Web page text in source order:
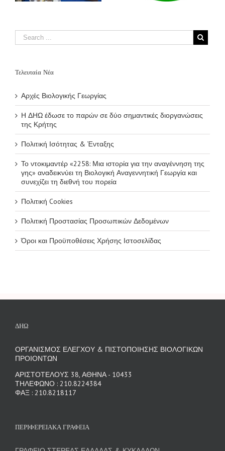
Αναγεννητική
Γεωργία και
Τελευταία Νέα
Αρχές Βιολογικής Γεωργίας
Η ΔΗΩ έδωσε το παρών σε δύο σημαντικές διοργανώσεις
της Κρήτης
Πολιτική Ισότητας & Ένταξης
Το ντοκιμαντέρ «2258: Μια ιστορία για την αναγέννηση της
γης» αναδεικνύει τη Βιολογική Αναγεννητική Γεωργία και
συνεχίζει τη διεθνή του πορεία
Πολιτική Cookies
Πολιτική Προστασίας Προσωπικών Δεδομένων
Όροι και Προϋποθέσεις Χρήσης Ιστοσελίδας
ΔΗΩ
ΟΡΓΑΝΙΣΜΟΣ ΕΛΕΓΧΟΥ & ΠΙΣΤΟΠΟΙΗΣΗΣ ΒΙΟΛΟΓΙΚΩΝ
ΠΡΟΙΟΝΤΩΝ
ΑΡΙΣΤΟΤΕΛΟΥΣ 38, ΑΘΗΝΑ - 10433
ΤΗΛΕΦΩΝΟ : 210.8224384
ΦΑΞ : 210.8218117
ΠΕΡΙΦΕΡΕΙΑΚΑ ΓΡΑΦΕΙΑ